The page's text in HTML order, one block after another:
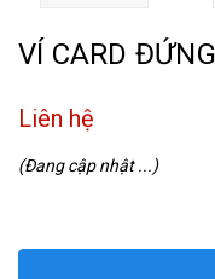
VÍ CARD
Liên hệ
(Đang cập nhật ...)